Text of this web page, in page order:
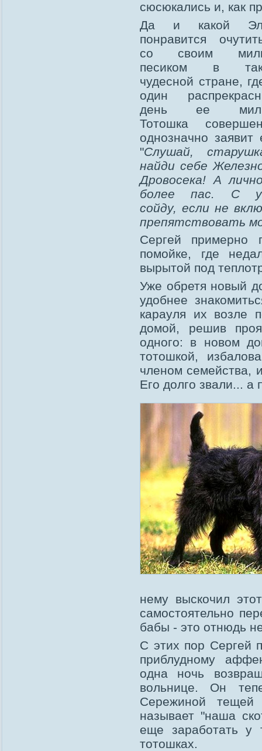
сюсюкались и, как
Да и какой
понравится
со своим
песиком в
чудесной стране,
один
день ее
Тотошка
однозначно заявит
"Слушай,
найди себе
Дровосека! А
более пас. С
сойду, если не
препятствовать
Сергей примерно
помойке, где
вырытой под
Уже обретя новый
удобнее
карауля их возле
домой, решив
одного: в новом
тотошкой,
членом семейства,
Его долго звали... а
нему выскочил
самостоятельно
бабы - это отнюдь
С этих пор Сергей
приблудному
одна ночь
вольнице. Он
Сережиной тещей
называет "наша
еще заработать
тотошках.